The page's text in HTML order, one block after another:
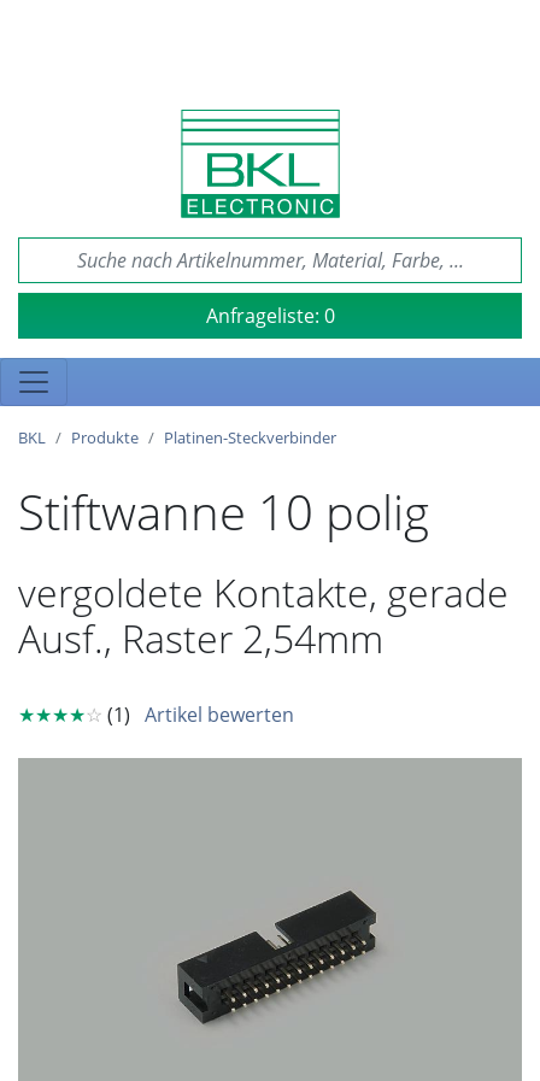
Anfrageliste: 0
BKL Produkte Platinen-Steckverbinder
Stiftwanne 10 polig
vergoldete Kontakte, gerade
Ausf., Raster 2,54mm
★★★★☆ (1) Artikel bewerten